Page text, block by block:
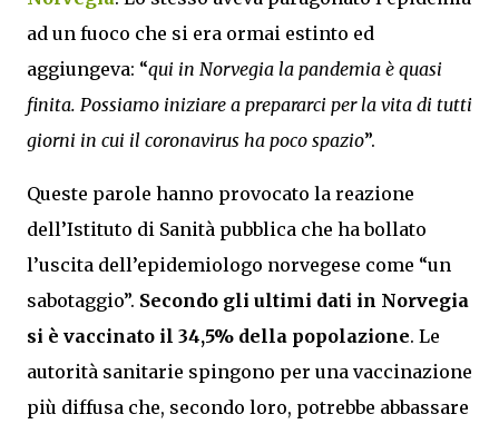
ad un fuoco che si era ormai estinto ed
aggiungeva: “qui in Norvegia la pandemia è quasi
finita. Possiamo iniziare a prepararci per la vita di tutti
giorni in cui il coronavirus ha poco spazio”.
Queste parole hanno provocato la reazione
dell’Istituto di Sanità pubblica che ha bollato
l’uscita dell’epidemiologo norvegese come “un
sabotaggio”. Secondo gli ultimi dati in Norvegia
si è vaccinato il 34,5% della popolazione. Le
autorità sanitarie spingono per una vaccinazione
più diffusa che, secondo loro, potrebbe abbassare